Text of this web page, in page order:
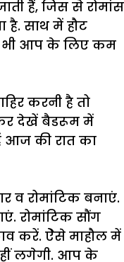
हैं, जिस से रोमांस
है. साथ में हौट
भी आप के लिए कम
करनी है तो
देखें बैडरूम में
आज की रात का
व रोमांटिक बनाएं.
रोमांटिक सौंग
करें. ऐेसे माहौल में
लगेगी. आप के